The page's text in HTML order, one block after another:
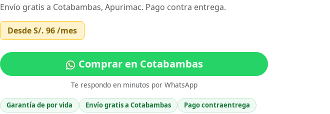
Envío gratis a Cotabambas, Apurimac. Pago contra entrega.
DesdeS/. 96/mes
Comprar en Cotabambas
Te respondo en minutos por WhatsApp
Garantía de por vida Envío gratis a Cotabambas Pago contraentrega